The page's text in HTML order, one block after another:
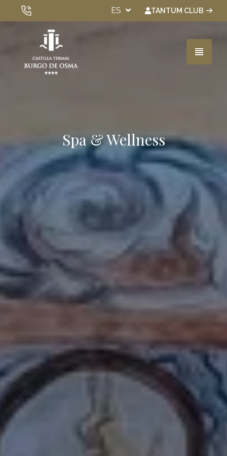
ES TANTUM CLUB
Habitaciones
Spa & Wellness
Experiencias
Gastronomía
Eventos
Bonos Regalo
Spa & Wellness